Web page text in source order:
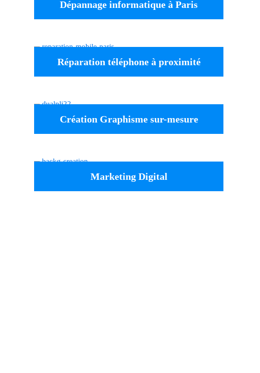
Dépannage informatique à Paris
Réparation téléphone à proximité
Création Graphisme sur-mesure
Marketing Digital